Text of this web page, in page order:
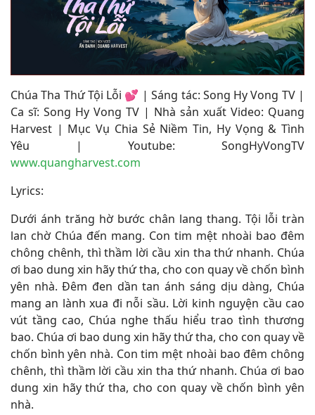
Chúa Tha Thứ Tội Lỗi 💕 | Sáng tác: Song Hy Vong TV|
Ca sĩ: Song Hy Vong TV | Nhà sản xuất Video: Quang
Harvest | Mục Vụ Chia Sẻ Niềm Tin, Hy Vọng & Tình
Yêu | Youtube: SongHyVongTV
www.quangharvest.com
Lyrics:
Dưới ánh trăng hờ bước chân lang thang. Tội lỗi tràn
lan chờ Chúa đến mang. Con tim mệt nhoài bao đêm
chông chênh, thì thầm lời cầu xin tha thứ nhanh. Chúa
ơi bao dung xin hãy thứ tha, cho con quay về chốn bình
yên nhà. Đêm đen dần tan ánh sáng dịu dàng, Chúa
mang an lành xua đi nỗi sầu. Lời kinh nguyện cầu cao
vút tầng cao, Chúa nghe thấu hiểu trao tình thương
bao. Chúa ơi bao dung xin hãy thứ tha, cho con quay về
chốn bình yên nhà. Con tim mệt nhoài bao đêm chông
chênh, thì thầm lời cầu xin tha thứ nhanh. Chúa ơi bao
dung xin hãy thứ tha, cho con quay về chốn bình yên
nhà.